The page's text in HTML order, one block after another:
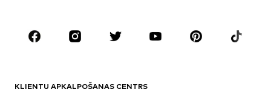
Aksesuāri
Premium
Jaunumi
Šobrīd populāri
KLIENTU APKALPOŠANAS CENTRS